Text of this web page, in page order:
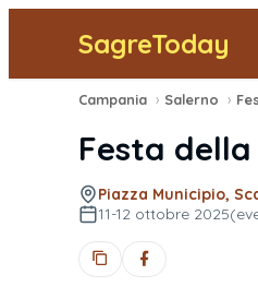
SagreToday
Campania › Salerno ›
Festa
Piazza Municipio,
11-12 ottobre 2025